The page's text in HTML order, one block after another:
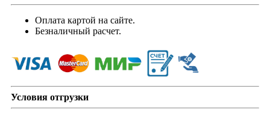
Оплата картой на сайте.
Безналичный расчет.
Условия отгрузки